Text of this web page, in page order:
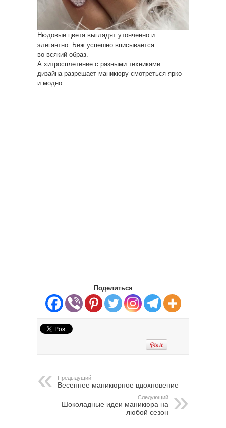
Нюдовые цвета выглядят утонченно и
элегантно. Беж успешно вписывается
во всякий образ.
А хитросплетение с разными техниками
дизайна разрешает маникюру смотреться ярко
и модно.
Поделиться
Предыдущий
Весеннее маникюрное вдохновение
Следующий
Шоколадные идеи маникюра на
любой сезон